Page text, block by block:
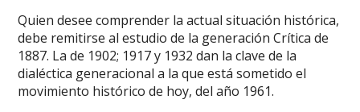
Quien desee comprender la actual situación histórica,
debe remitirse al estudio de la generación Crítica de
1887. La de 1902; 1917 y 1932 dan la clave de la
dialéctica generacional a la que está sometido el
movimiento histórico de hoy, del año 1961.